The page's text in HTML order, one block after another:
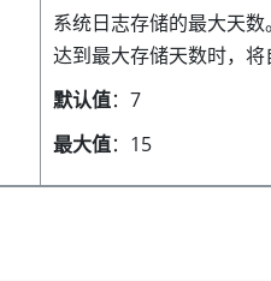
系统日志存储的最大天数
达到最大存储天数时，
默认值：7
最大值：15